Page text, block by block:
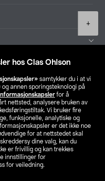
hos Clas Ohlson
samtykker du i at vi
annen sporingsteknologi på
for å
nettsted, analysere bruken av
Vi bruker fire
funksjonelle, analytiske og
er det ikke noe
for at nettstedet skal
dine valg, kan du
er frivillig og kan trekkes
innstillinger for
for veiledning.
+
butikk
FI